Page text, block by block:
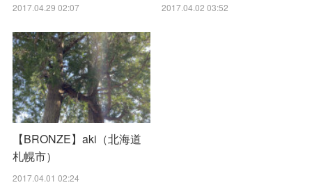
2017.04.29 02:07 2017.04.02 03:52
【BRONZE】aki（北海道
札幌市）
2017.04.01 02:24